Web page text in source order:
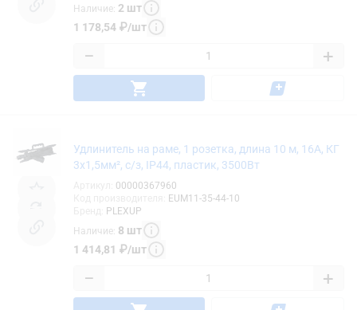
Наличие: 2 шт
1 178,54 ₽/шт
− +
Удлинитель на раме, 1 розетка, длина 10 м, 16А, КГ
3х1,5мм², с/з, IP44, пластик, 3500Вт
00000367960
EUM11-35-44-10
PLEXUP
Наличие: 8 шт
1 414,81 ₽/шт
− +